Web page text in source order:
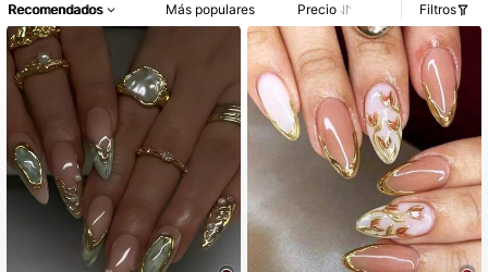
Recomendados Más populares Precio Filtros